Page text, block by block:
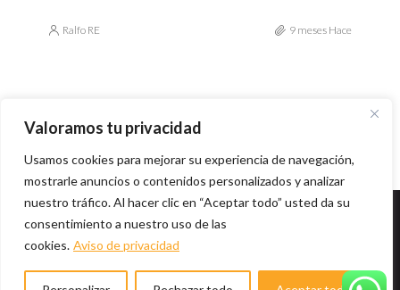
Valoramos tu privacidad
Usamos cookies para mejorar su experiencia de navegación,
mostrarle anuncios o contenidos personalizados y analizar
nuestro tráfico. Al hacer clic en “Aceptar todo” usted da su
consentimiento a nuestro uso de las
cookies. Aviso de privacidad
Ralfo RE 9 meses Hace
© Desarrollado porC2 Design Studio
de Privacidad